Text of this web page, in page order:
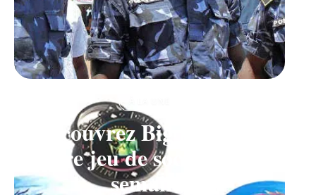
Découvrez Big Monster,
notre jeu de société de la
semaine